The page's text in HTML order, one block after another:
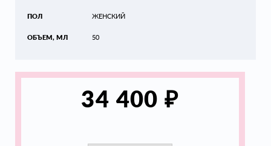
ПОЛ
ОБЪЕМ, МЛ
ЖЕНСКИЙ
50
34 400₽